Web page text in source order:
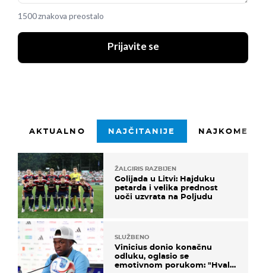
1500 znakova preostalo
Prijavite se
AKTUALNO NAJČITANIJE
ŽALGIRIS RAZBIJEN
Golijada u Litvi: Hajduku
petarda i velika prednost
uoči uzvrata na Poljudu
SLUŽBENO
Vinicius donio konačnu
odluku, oglasio se
emotivnom porukom: "Hvala